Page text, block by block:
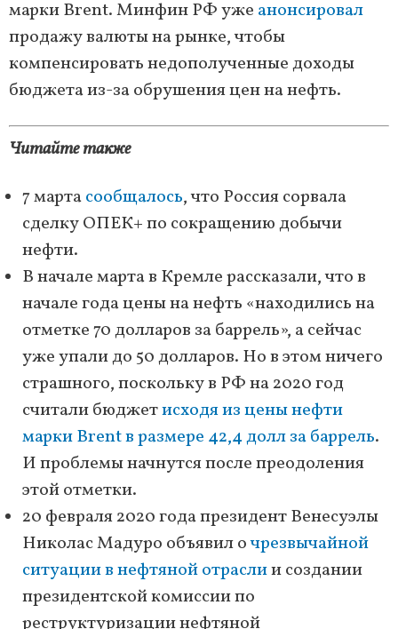
марки Brent. Минфин РФ уже анонсировал
продажу валюты на рынке, чтобы
компенсировать недополученные доходы
бюджета из-за обрушения цен на нефть.
Читайте также
7 мартасообщалось, что Россия сорвала
сделку ОПЕК+ по сокращению добычи
нефти.
В начале марта в Кремле рассказали, что в
начале года цены на нефть «находились на
отметке 70 долларов за баррель», а сейчас
уже упали до 50 долларов. Но в этом ничего
страшного, поскольку в РФ на 2020 год
считали бюджетисходя из цены нефти
марки Brent в размере 42,4 долл за баррель.
И проблемы начнутся после преодоления
этой отметки.
20 февраля 2020 года президент Венесуэлы
Николас Мадуро объявил очрезвычайной
ситуации в нефтяной отраслии создании
президентской комиссии по
реструктуризации нефтяной